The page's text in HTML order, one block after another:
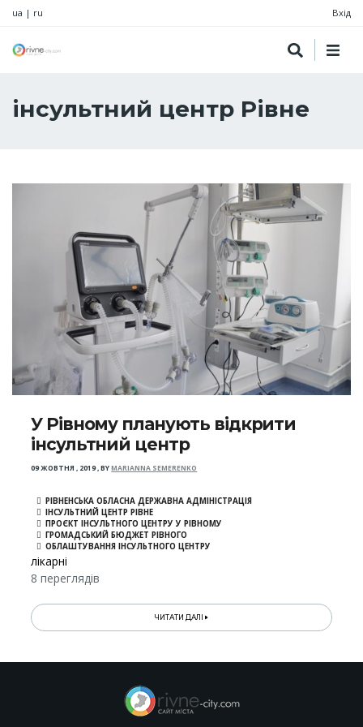
ua | ru Вхід
інсультний центр Рівне
У Рівному планують відкрити
інсультний центр
09 ЖОВТНЯ , 2019,BYMARIANNA SEMERENKO
РІВНЕНСЬКА ОБЛАСНА ДЕРЖАВНА АДМІНІСТРАЦІЯ
ІНСУЛЬТНИЙ ЦЕНТР РІВНЕ
ПРОЄКТ ІНСУЛЬТНОГО ЦЕНТРУ У РІВНОМУ
ГРОМАДСЬКИЙ БЮДЖЕТ РІВНОГО
ОБЛАШТУВАННЯ ІНСУЛЬТНОГО ЦЕНТРУ
лікарні
8 переглядів
ЧИТАТИ ДАЛІ